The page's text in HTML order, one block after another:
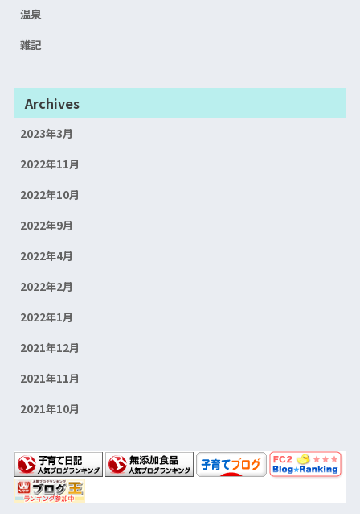
温泉
雑記
Archives
2023年3月
2022年11月
2022年10月
2022年9月
2022年4月
2022年2月
2022年1月
2021年12月
2021年11月
2021年10月